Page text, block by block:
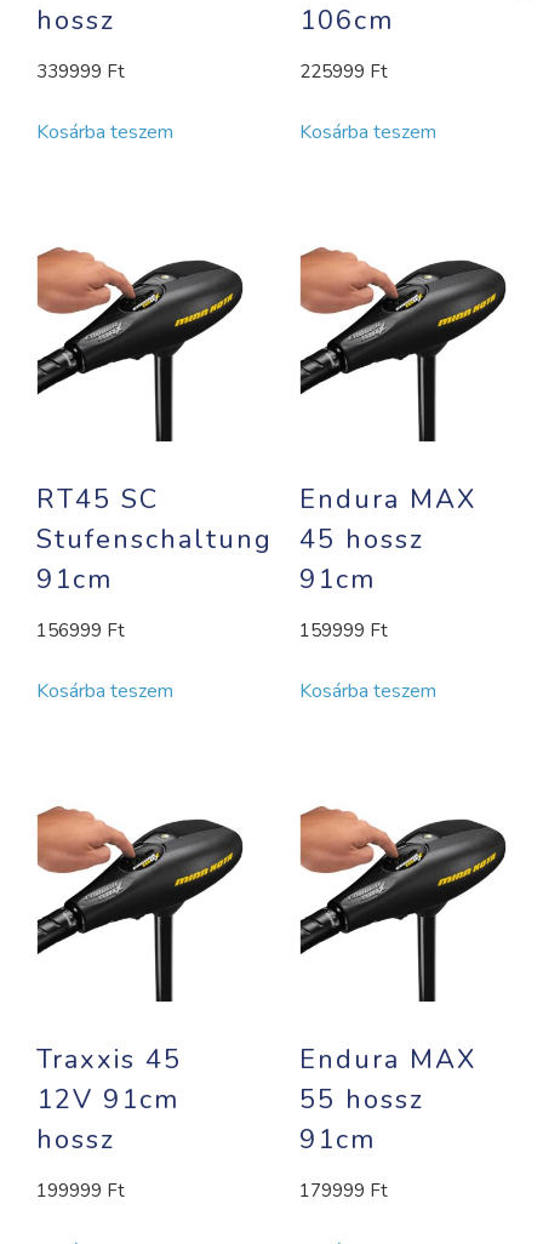
hossz
339999 Ft
Kosárba teszem
106cm
225999 Ft
Kosárba teszem
RT45 SC
Stufenschaltung
91cm
156999 Ft
Kosárba teszem
Endura MAX
45 hossz
91cm
159999 Ft
Kosárba teszem
Traxxis 45
12V 91cm
hossz
199999 Ft
Endura MAX
55 hossz
91cm
179999 Ft